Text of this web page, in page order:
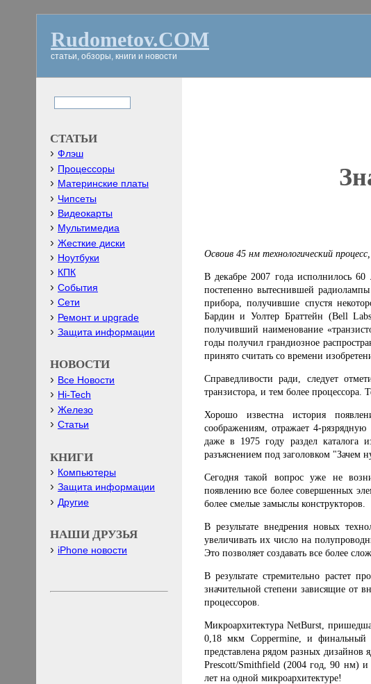
Rudometov.COM
статьи, обзоры, книги и новости
Освоив 45 нм технологический
В декабре 2007 года исполнилось 60
постепенно вытеснившей
прибора, получившие спустя
Бардин и Уолтер Браттейн (Bell
получивший наименование
годы получил грандиозное
принято считать со времени
Справедливости ради, следует
транзистора, и тем более
Хорошо известна история
соображениям, отражает 4-
даже в 1975 году раздел каталога
разъяснением под заголовком "Зачем
Сегодня такой вопрос уже не
появлению все более совершенных
более смелые замыслы конструкторов.
В результате внедрения новых
увеличивать их число на
Это позволяет создавать все более
В результате стремительно растет
значительной степени зависящие от
процессоров.
Микроархитектура NetBurst,
0,18 мкм Coppermine, и
представлена рядом разных
Prescott/Smithfield (2004 год, 90 нм)
лет на одной микроархитектуре!
СТАТЬИ
Флэш
Процессоры
Материнские платы
Чипсеты
Видеокарты
Мультимедиа
Жесткие диски
Ноутбуки
КПК
События
Сети
Ремонт и upgrade
Защита информации
НОВОСТИ
Все Новости
Hi-Tech
Железо
Статьи
КНИГИ
Компьютеры
Защита информации
Другие
НАШИ ДРУЗЬЯ
iPhone новости